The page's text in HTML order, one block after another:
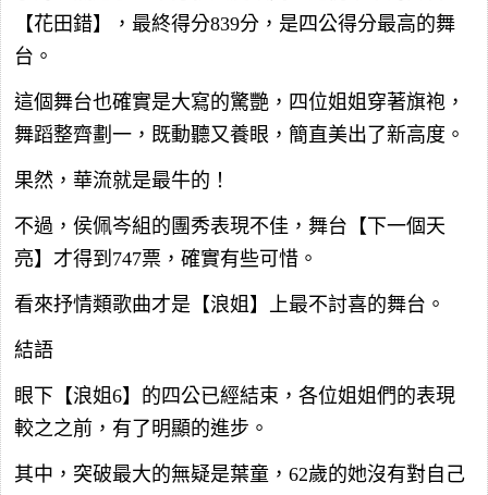
【花田錯】，最終得分839分，是四公得分最高的舞
台。
這個舞台也確實是大寫的驚艷，四位姐姐穿著旗袍，
舞蹈整齊劃一，既動聽又養眼，簡直美出了新高度。
果然，華流就是最牛的！
不過，侯佩岑組的團秀表現不佳，舞台【下一個天
亮】才得到747票，確實有些可惜。
看來抒情類歌曲才是【浪姐】上最不討喜的舞台。
結語
眼下【浪姐6】的四公已經結束，各位姐姐們的表現
較之之前，有了明顯的進步。
其中，突破最大的無疑是葉童，62歲的她沒有對自己